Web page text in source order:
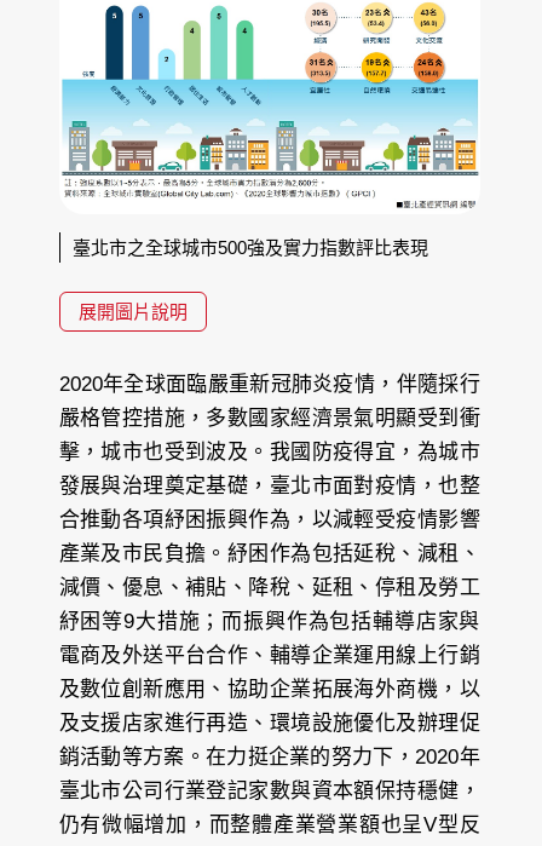
臺北市之全球城市500強及實力指數評比表現
展開圖片說明
2020年全球面臨嚴重新冠肺炎疫情，伴隨採行
嚴格管控措施，多數國家經濟景氣明顯受到衝
擊，城市也受到波及。我國防疫得宜，為城市
發展與治理奠定基礎，臺北市面對疫情，也整
合推動各項紓困振興作為，以減輕受疫情影響
產業及市民負擔。紓困作為包括延稅、減租、
減價、優息、補貼、降稅、延租、停租及勞工
紓困等9大措施；而振興作為包括輔導店家與
電商及外送平台合作、輔導企業運用線上行銷
及數位創新應用、協助企業拓展海外商機，以
及支援店家進行再造、環境設施優化及辦理促
銷活動等方案。在力挺企業的努力下，2020年
臺北市公司行業登記家數與資本額保持穩健，
仍有微幅增加，而整體產業營業額也呈V型反